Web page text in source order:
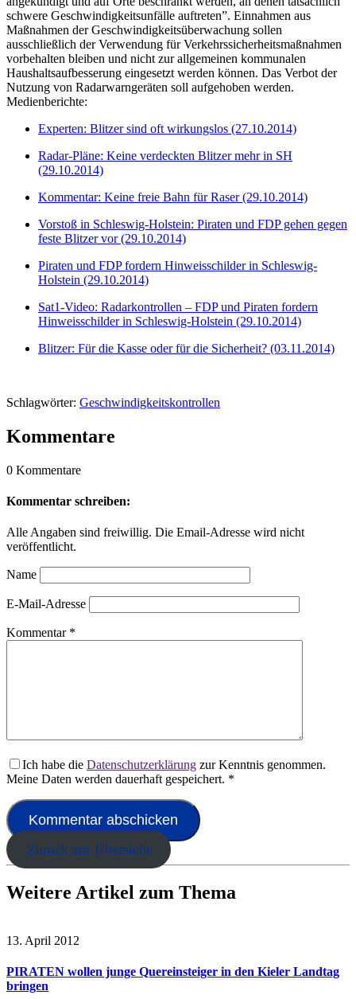
schwere Geschwindigkeitsunfälle auftreten”. Einnahmen aus
Maßnahmen der Geschwindigkeitsüberwachung sollen
ausschließlich der Verwendung für Verkehrssicherheitsmaßnahmen
vorbehalten bleiben und nicht zur allgemeinen kommunalen
Haushaltsaufbesserung eingesetzt werden können. Das Verbot der
Nutzung von Radarwarngeräten soll aufgehoben werden.
Medienberichte:
Experten: Blitzer sind oft wirkungslos (27.10.2014)
Radar-Pläne: Keine verdeckten Blitzer mehr in SH
(29.10.2014)
Kommentar: Keine freie Bahn für Raser (29.10.2014)
Vorstoß in Schleswig-Holstein: Piraten und FDP gehen gegen
feste Blitzer vor (29.10.2014)
Piraten und FDP fordern Hinweisschilder in Schleswig-
Holstein (29.10.2014)
Sat1-Video: Radarkontrollen – FDP und Piraten fordern
Hinweisschilder in Schleswig-Holstein (29.10.2014)
Blitzer: Für die Kasse oder für die Sicherheit? (03.11.2014)
Schlagwörter: Geschwindigkeitskontrollen
Kommentare
0 Kommentare
Kommentar schreiben:
Alle Angaben sind freiwillig. Die Email-Adresse wird nicht
veröffentlicht.
Name
E-Mail-Adresse
Kommentar *
Ich habe die Datenschutzerklärung zur Kenntnis genommen.
Meine Daten werden dauerhaft gespeichert. *
Zurück zur Übersicht
Weitere Artikel zum Thema
13. April 2012
PIRATEN wollen junge Quereinsteiger in den Kieler Landtag
bringen